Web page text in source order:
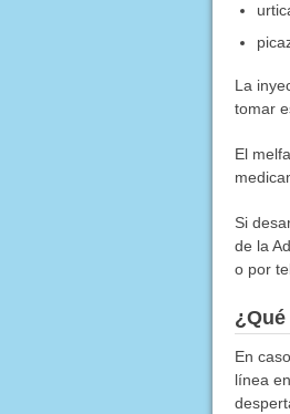
La
tomar
El
Si
de la
o por
En
línea en